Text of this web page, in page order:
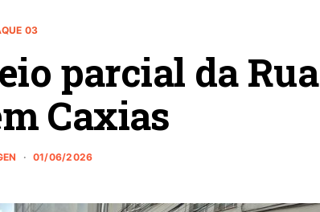
03
parcial da Rua
Caxias
01/06/2026